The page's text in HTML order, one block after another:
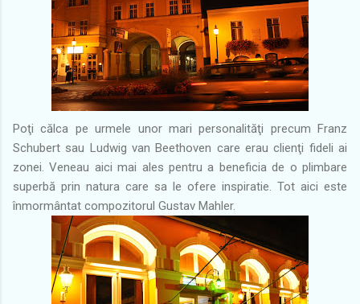
Poţi călca pe urmele unor mari personalităţi precum Franz
Schubert sau Ludwig van Beethoven care erau clienţi fideli ai
zonei. Veneau aici mai ales pentru a beneficia de o plimbare
superbă prin natura care sa le ofere inspiratie. Tot aici este
înmormântat compozitorul Gustav Mahler.